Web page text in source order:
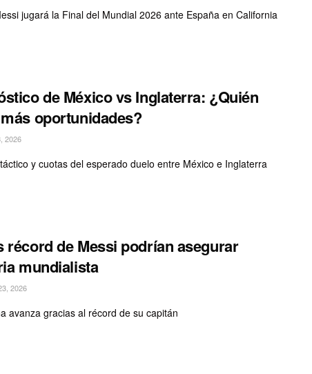
jugará la Final del Mundial 2026 ante España en California
de México vs Inglaterra: ¿Quién
oportunidades?
2026
y cuotas del esperado duelo entre México e Inglaterra
récord de Messi podrían asegurar
mundialista
2026
avanza gracias al récord de su capitán